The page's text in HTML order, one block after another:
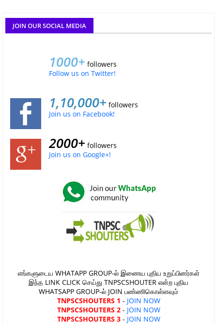
JOIN OUR SOCIAL MEDIA
1000+ followers
Follow us on Twitter!
1,10,000+ followers
Join us on Facebook!
2000+ followers
Join us on Google+!
எங்களுடைய WHATAPP GROUP-ல் இணைய புதிய உறுப்பினர்கள்
இந்த LINK CLICK செய்து TNPSCSHOUTER என்ற புதிய
WHATSAPP GROUP-ல் JOIN பண்ணிகொள்ளவும்
TNPSCSHOUTERS 1 - JOIN NOW
TNPSCSHOUTERS 2- JOIN NOW
TNPSCSHOUTERS 3- JOIN NOW